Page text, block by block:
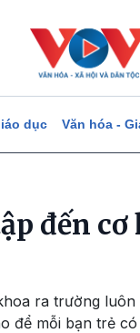
dục Văn hóa -
đến
ra trường
để mỗi bạn trẻ